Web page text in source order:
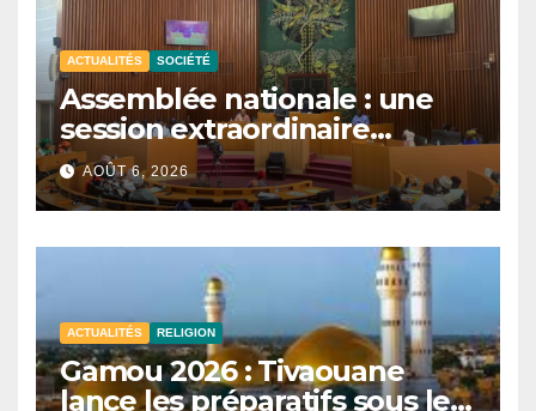
ACTUALITÉS SOCIÉTÉ
Assemblée nationale : une
session extraordinaire
convoquée le 10 août avec
plusieurs commissions
d’enquête à l’ordre du jour.
AOÛT 6, 2026
ACTUALITÉS RELIGION
Gamou 2026 : Tivaouane
lance les préparatifs sous le